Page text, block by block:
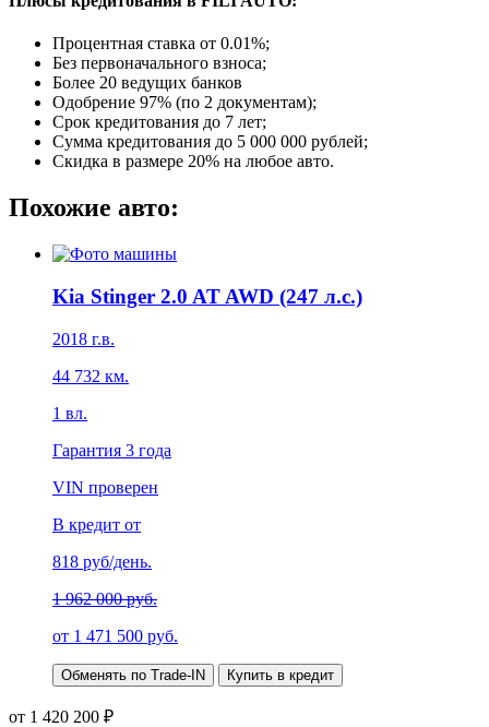
Процентная ставка от 0.01%;
Без первоначального взноса;
Более 20 ведущих банков
Одобрение 97% (по 2 документам);
Срок кредитования до 7 лет;
Сумма кредитования до 5 000 000 рублей;
Скидка в размере 20% на любое авто.
Похожие авто:
Kia Stinger 2.0 AT AWD (247 л.с.)
2018 г.в.
44 732 км.
1 вл.
Гарантия 3 года
VIN проверен
В кредит от
818 руб/день.
1 962 000 руб.
от 1 471 500 руб.
Обменять по Trade-IN Купить в кредит
от 1 420 200 ₽